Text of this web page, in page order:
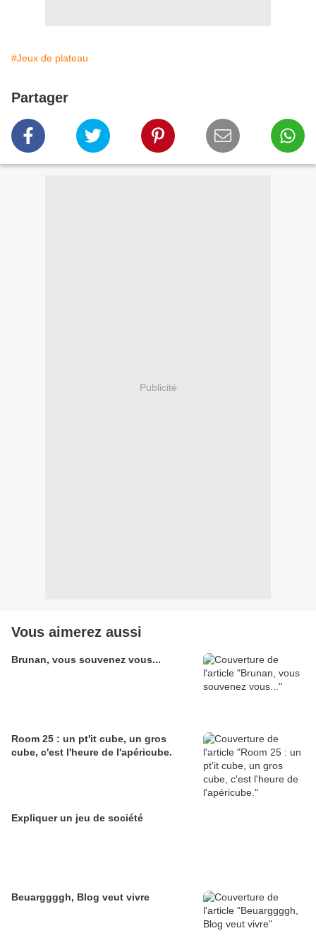
#Jeux de plateau
Partager
Publicité
Vous aimerez aussi
Brunan, vous souvenez vous...
Room 25 : un pt'it cube, un gros
cube, c'est l'heure de l'apéricube.
Expliquer un jeu de société
Beuarggggh, Blog veut vivre